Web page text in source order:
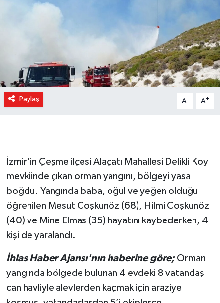
Paylaş A- A+
İzmir'in Çeşme ilçesi Alaçatı Mahallesi Delikli Koy
mevkiinde çıkan orman yangını, bölgeyi yasa
boğdu. Yangında baba, oğul ve yeğen olduğu
öğrenilen Mesut Coşkunöz (68), Hilmi Coşkunöz
(40) ve Mine Elmas (35) hayatını kaybederken, 4
kişi de yaralandı.
İhlas Haber Ajansı'nın haberine göre;Orman
yangında bölgede bulunan 4 evdeki 8 vatandaş
can havliyle alevlerden kaçmak için araziye